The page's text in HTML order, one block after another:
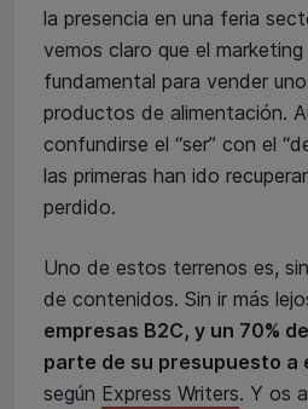
la presencia en una feria
vemos claro que el
fundamental para vender
productos de alimentación.
confundirse el “ser” con el
las primeras han ido
perdido.
Uno de estos terrenos es,
de contenidos. Sin ir más
empresas B2C, y un 70%
parte de su presupuesto a
según Express Writers. Y os